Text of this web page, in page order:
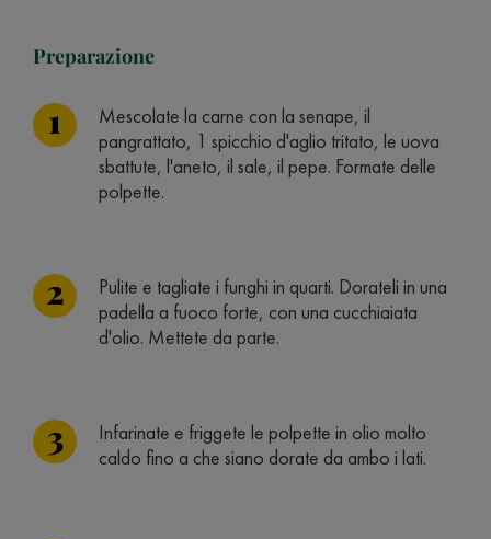
Preparazione
Mescolate la carne con la senape, il
pangrattato, 1 spicchio d'aglio tritato, le uova
sbattute, l'aneto, il sale, il pepe. Formate delle
polpette.
Pulite e tagliate i funghi in quarti. Dorateli in una
padella a fuoco forte, con una cucchiaiata
d'olio. Mettete da parte.
Infarinate e friggete le polpette in olio molto
caldo fino a che siano dorate da ambo i lati.